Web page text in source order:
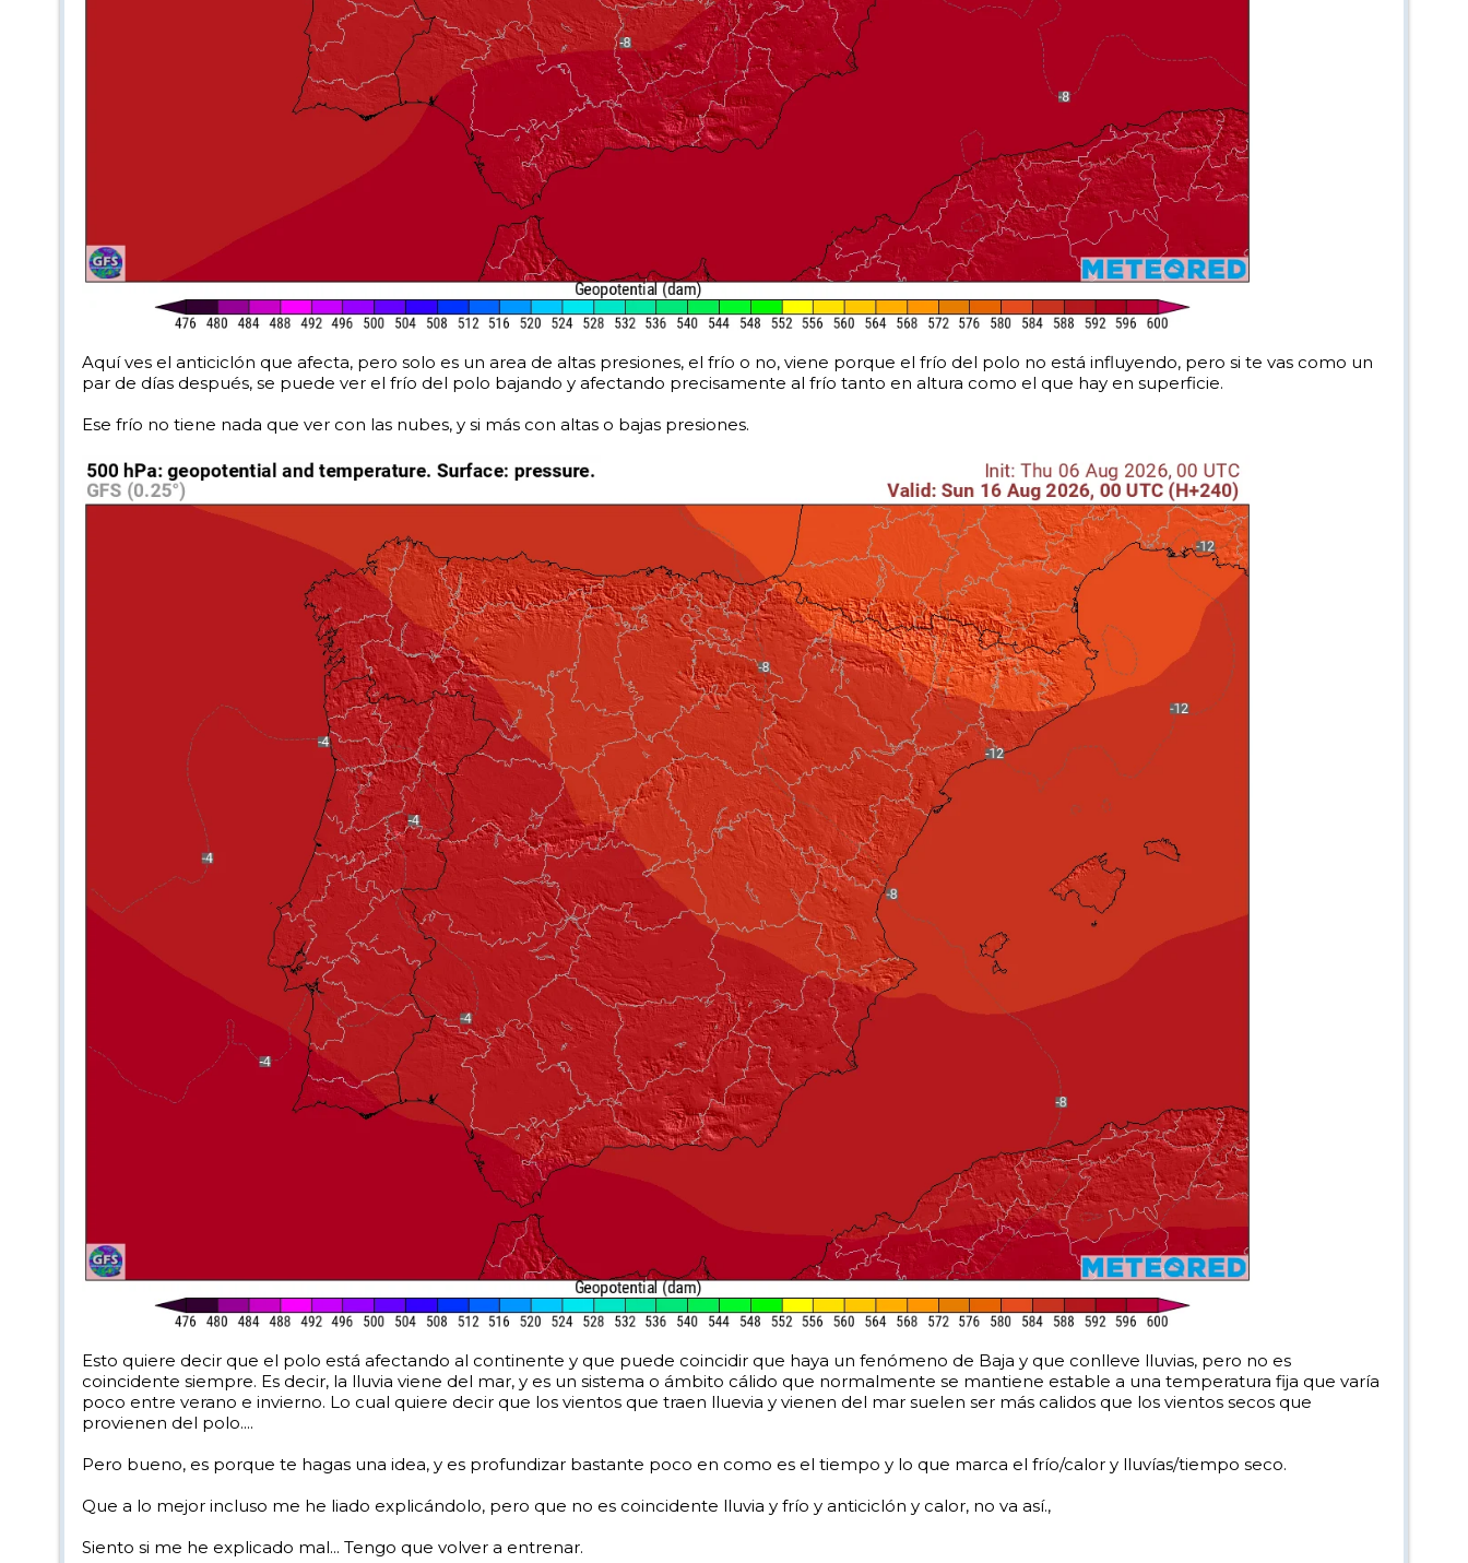
Aquí ves el anticiclón que afecta, pero solo es un area de altas presiones, el frío o no, viene porque el frío del polo no está influyendo, pero si te vas como un
par de días después, se puede ver el frío del polo bajando y afectando precisamente al frío tanto en altura como el que hay en superficie.
Ese frío no tiene nada que ver con las nubes, y si más con altas o bajas presiones.
Esto quiere decir que el polo está afectando al continente y que puede coincidir que haya un fenómeno de Baja y que conlleve lluvias, pero no es
coincidente siempre. Es decir, la lluvia viene del mar, y es un sistema o ámbito cálido que normalmente se mantiene estable a una temperatura fija que varía
poco entre verano e invierno. Lo cual quiere decir que los vientos que traen lluevia y vienen del mar suelen ser más calidos que los vientos secos que
provienen del polo....
Pero bueno, es porque te hagas una idea, y es profundizar bastante poco en como es el tiempo y lo que marca el frío/calor y lluvías/tiempo seco.
Que a lo mejor incluso me he liado explicándolo, pero que no es coincidente lluvia y frío y anticiclón y calor, no va así.,
Siento si me he explicado mal... Tengo que volver a entrenar.